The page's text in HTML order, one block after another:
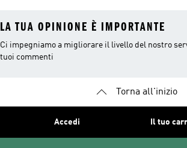
LA TUA OPINIONE È IMPORTANTE
Ci impegniamo a migliorare il livello del nostro
tuoi commenti
Torna all'inizio
Accedi Il tuo